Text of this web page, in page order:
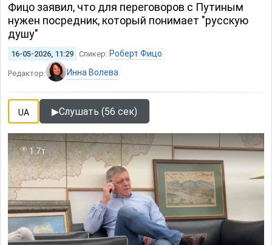
Фицо заявил, что для переговоров с Путиным
нужен посредник, который понимает "русскую
душу"
16-05-2026, 11:29 Спикер: Роберт Фицо
Редактор: Инна Волева
UA ▶Слушать (56 сек)
1.7т